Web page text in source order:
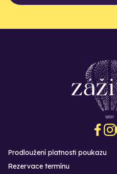
Prodloužení platnosti poukazu
Rezervace termínu